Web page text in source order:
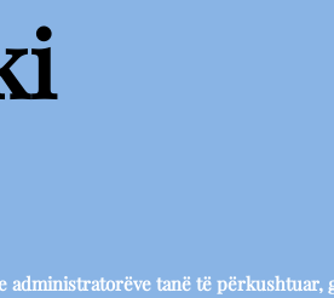
administratorëve tanë të përkushtuar,